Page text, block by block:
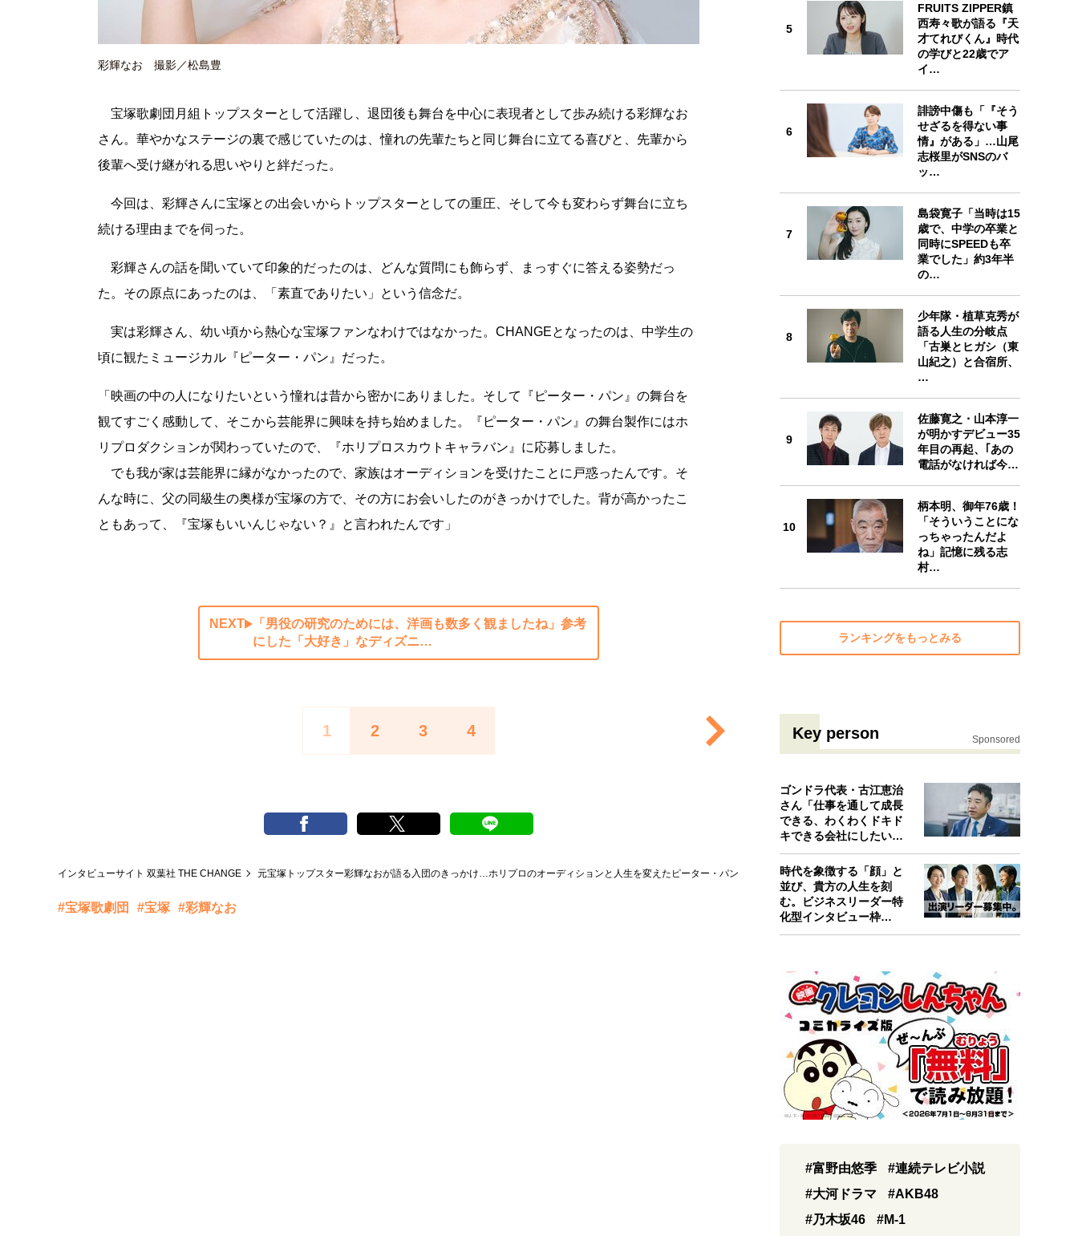
彩輝なお 撮影／松島豊
宝塚歌劇団月組トップスターとして活躍し、退団後も舞台を中心に表現者として歩み続ける彩輝なお
さん。華やかなステージの裏で感じていたのは、憧れの先輩たちと同じ舞台に立てる喜びと、先輩から
後輩へ受け継がれる思いやりと絆だった。
今回は、彩輝さんに宝塚との出会いからトップスターとしての重圧、そして今も変わらず舞台に立ち
続ける理由までを伺った。
彩輝さんの話を聞いていて印象的だったのは、どんな質問にも飾らず、まっすぐに答える姿勢だっ
た。その原点にあったのは、「素直でありたい」という信念だ。
実は彩輝さん、幼い頃から熱心な宝塚ファンなわけではなかった。CHANGEとなったのは、中学生の
頃に観たミュージカル『ピーター・パン』だった。
「映画の中の人になりたいという憧れは昔から密かにありました。そして『ピーター・パン』の舞台を
観てすごく感動して、そこから芸能界に興味を持ち始めました。『ピーター・パン』の舞台製作にはホ
リプロダクションが関わっていたので、『ホリプロスカウトキャラバン』に応募しました。
でも我が家は芸能界に縁がなかったので、家族はオーディションを受けたことに戸惑ったんです。そ
んな時に、父の同級生の奥様が宝塚の方で、その方にお会いしたのがきっかけでした。背が高かったこ
ともあって、『宝塚もいいんじゃない？』と言われたんです」
NEXT
「男役の研究のためには、洋画も数多く観ましたね」参考
にした「大好き」なディズニ…
1 2 3 4
インタビューサイト 双葉社 THE CHANGE 元宝塚トップスター彩輝なおが語る入団のきっかけ…ホリプロのオーディションと人生を変えたピーター・パン
#宝塚歌劇団 #宝塚 #彩輝なお
5
FRUITS ZIPPER鎮
西寿々歌が語る『天
才てれびくん』時代
の学びと22歳でア
イ…
6
誹謗中傷も「『そう
せざるを得ない事
情』がある」…山尾
志桜里がSNSのバ
ッ…
7
島袋寛子「当時は15
歳で、中学の卒業と
同時にSPEEDも卒
業でした」約3年半
の…
8
少年隊・植草克秀が
語る人生の分岐点
「古巣とヒガシ（東
山紀之）と合宿所、
…
9
佐藤寛之・山本淳一
が明かすデビュー35
年目の再起、｢あの
電話がなければ今…
10
柄本明、御年76歳！
「そういうことにな
っちゃったんだよ
ね」記憶に残る志
村…
ランキングをもっとみる
Key person Sponsored
ゴンドラ代表・古江恵治
さん「仕事を通して成長
できる、わくわくドキド
キできる会社にしたいと
考えたんで…
時代を象徴する「顔」と
並び、貴方の人生を刻
む。ビジネスリーダー特
化型インタビュー枠
『Key person』始…
#富野由悠季
#連続テレビ小説
#大河ドラマ
#AKB48
#乃木坂46
#M-1